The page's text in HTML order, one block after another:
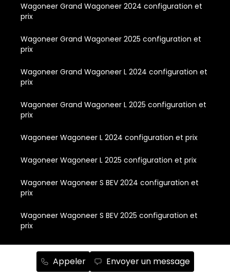
Appeler Envoyer un message
Wagoneer Grand Wagoneer 2024 configuration et
prix
Wagoneer Grand Wagoneer 2025 configuration et
prix
Wagoneer Grand Wagoneer L 2024 configuration et
prix
Wagoneer Grand Wagoneer L 2025 configuration et
prix
Wagoneer Wagoneer L 2024 configuration et prix
Wagoneer Wagoneer L 2025 configuration et prix
Wagoneer Wagoneer S BEV 2024 configuration et
prix
Wagoneer Wagoneer S BEV 2025 configuration et
prix
Liens rapides